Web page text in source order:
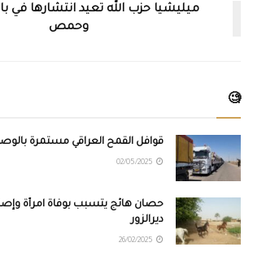
ميليشيا حزب الله تعيد انتشارها في
وحمص
🧐
قوافل القمح العراقي مستمرة
حصان هائج يتسبب بوفاة امرأة
ديرالزور